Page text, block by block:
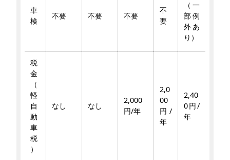
車
検
不要 不要 不要
不
要
（一
部例
外あ
り）
税
金
（
軽
自
動
車
税
）
なし なし
2,000
円/年
2,0
00
円/
年
2,40
0円/
年